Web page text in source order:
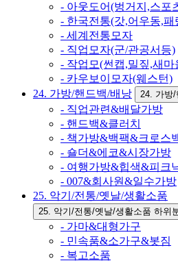
- 아웃도어(벙거지,스포
- 한국전통(갓,어우동,패
- 세계전통모자
- 직업모자(군/관공서등)
- 작업모(썬캡,밀짚,새마
- 카우보이모자(웨스턴)
24. 가방/핸드백/배낭
24. 가방/
- 직업관련&배달가방
- 핸드백&클러치
- 책가방&백팩&크로스
- 숄더&에코&시장가방
- 여행가방&힙색&피크
- 007&회사원&일수가방
25. 악기/전통/옛날/생활소품
25. 악기/전통/옛날/생활소품 하위
- 가마&대형가구
- 민속품&소가구&봇짐
- 복고소품